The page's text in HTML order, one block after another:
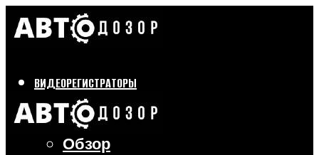
ВИДЕОРЕГИСТРАТОРЫ
Бренды
Выбор
Обзор